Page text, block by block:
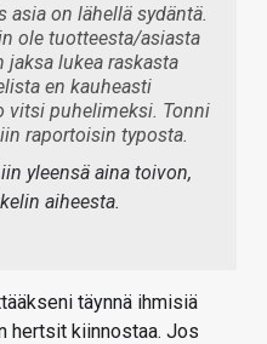
asia on lähellä sydäntä.
ole tuotteesta/asiasta
lukea raskasta
en kauheasti
vitsi puhelimeksi. Tonni
raportoisin typosta.
yleensä aina toivon,
aiheesta.
täynnä ihmisiä
hertsit kiinnostaa. Jos